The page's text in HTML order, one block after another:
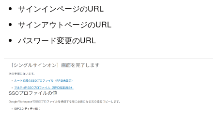
サインインページのURL
サインアウトページのURL
パスワード変更のURL